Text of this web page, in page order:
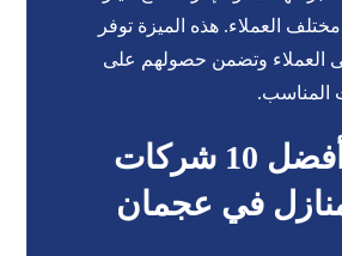
العملاء. هذه الميزة توفر
العملاء وتضمن حصولهم على
المناسب.
الخاتمة : أفضل 10 شركات
في عجمان